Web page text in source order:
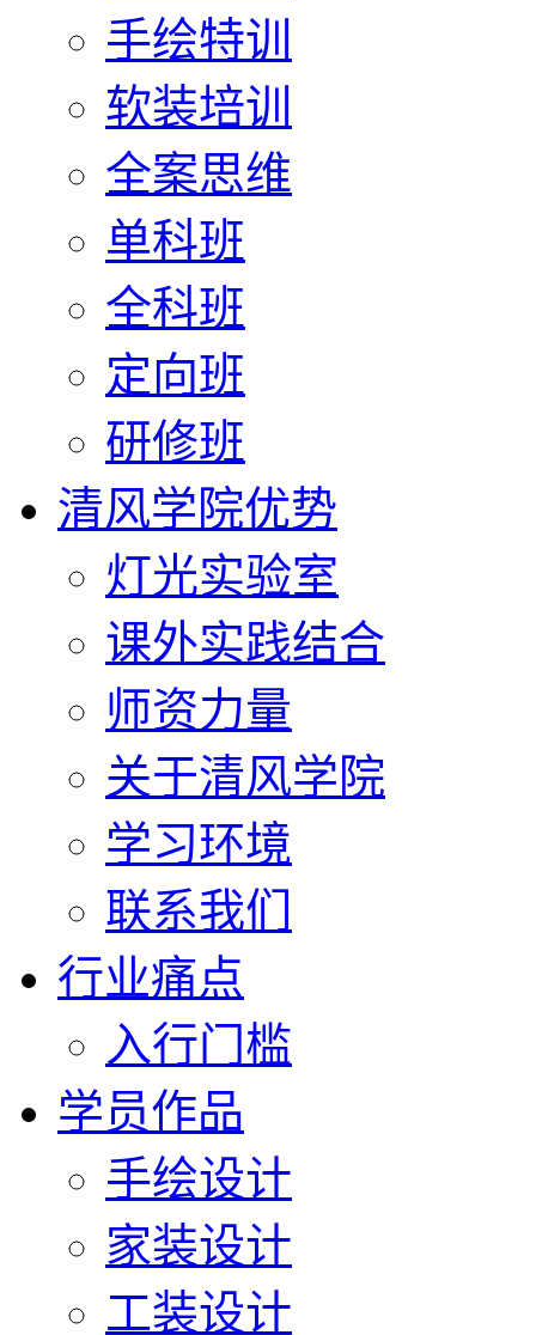
手绘特训
软装培训
全案思维
单科班
全科班
定向班
研修班
清风学院优势
灯光实验室
课外实践结合
师资力量
关于清风学院
学习环境
联系我们
行业痛点
入行门槛
学员作品
手绘设计
家装设计
工装设计